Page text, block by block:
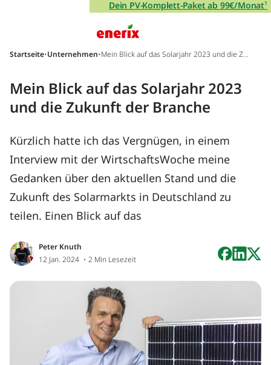
Direkt zum Inhalt wechselnDein PV-Komplett-Paket ab 99€/Monat¹
Hauptnavigation
Startseite•Unternehmen•Mein Blick auf das Solarjahr 2023 und die Zuk
Mein Blick auf das Solarjahr 2023
und die Zukunft der Branche
Kürzlich hatte ich das Vergnügen, in einem
Interview mit der WirtschaftsWoche meine
Gedanken über den aktuellen Stand und die
Zukunft des Solarmarkts in Deutschland zu
teilen. Einen Blick auf das
Peter Knuth
12 Jan. 2024 ・2 Min Lesezeit